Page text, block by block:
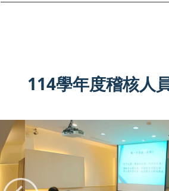
114學年度稽核人